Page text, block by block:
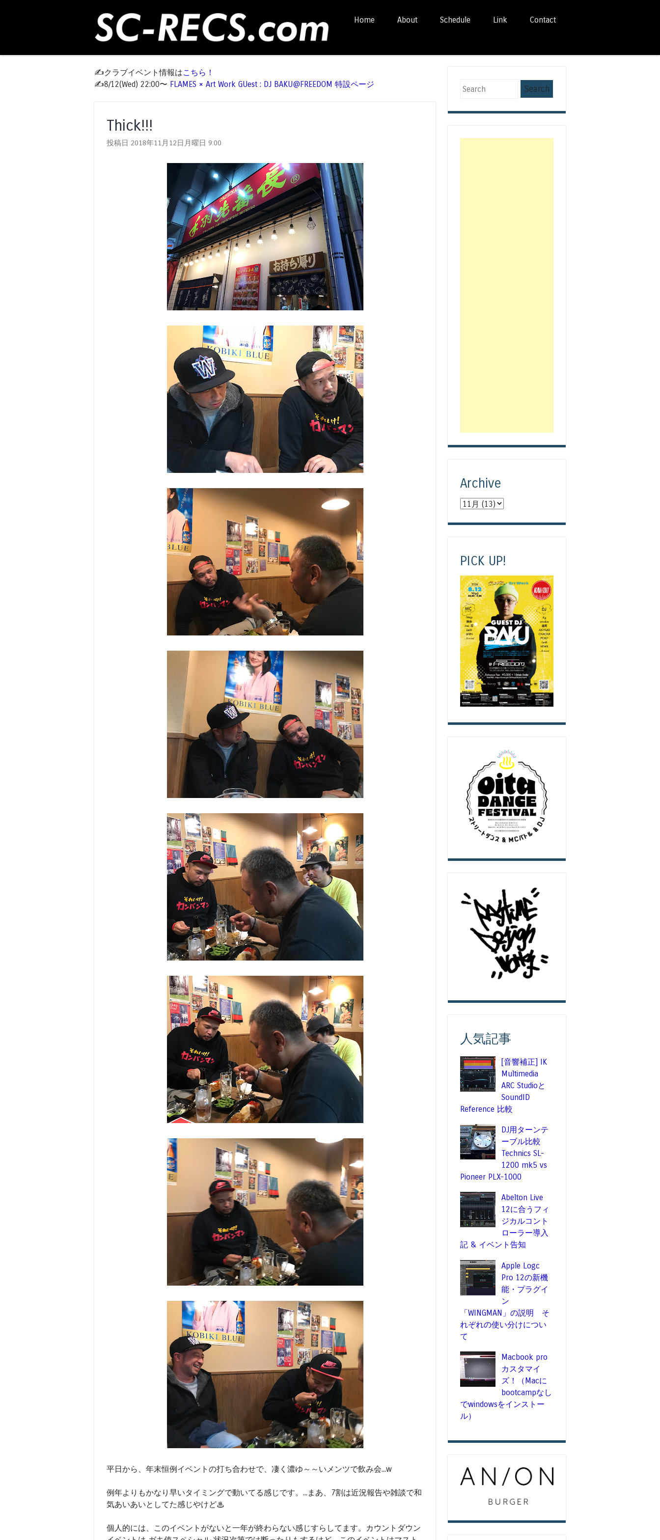
Skip to content
Home About Schedule Link Contact
✍️クラブイベント情報はこちら！
✍️8/12(Wed) 22:00〜 FLAMES × Art Work GUest : DJ BAKU@FREEDOM 特設ページ
Thick!!!
投稿日 2018年11月12日月曜日 9:00
平日から、年末恒例イベントの打ち合わせで、凄く濃ゆ～～いメンツで飲み会...w
例年よりもかなり早いタイミングで動いてる感じです。...まあ、7割は近況報告や雑談で和
気あいあいとしてた感じやけど♨
個人的には、このイベントがないと一年が終わらない感じすらしてます。カウントダウン
Search
Archive
PICK UP!
人気記事
[音響補正] IK
Multimedia
ARC Studioと
SoundID
Reference 比較
DJ用ターンテ
ーブル比較
Technics SL-
1200 mk5 vs
Pioneer PLX-1000
Abelton Live
12に合うフィ
ジカルコント
ローラー導入
記 & イベント告知
Apple Logc
Pro 12の新機
能・プラグイ
ン
「WINGMAN」の説明 そ
れぞれの使い分けについ
て
Macbook pro
カスタマイ
ズ！（Macに
bootcampなし
でwindowsをインストー
ル）